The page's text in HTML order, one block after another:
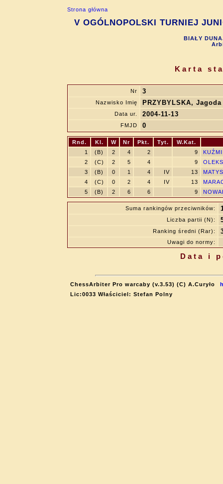
Strona główna
V OGÓLNOPOLSKI TURNIEJ
BIAŁY
Karta
Nr 3
Nazwisko Imię PRZYBYLSKA, Jagoda
Data ur. 2004-11-13
FMJD 0
Rnd. Kl. W Nr Pkt. Tyt.
W.Kat.
1
(B) 2 4 2 9
2
(C) 2 5 4 9
3
(B) 0 1 4 IV 13
4
(C) 0 2 4 IV 13
5
(B) 2 6 6 9
Suma rankingów przeciwników:
Liczba partii (N):
Ranking średni (Rar):
Uwagi do normy:
Data i
ChessArbiter Pro warcaby (v.3.53) (C) A.Curyło
Lic:0033 Właściciel: Stefan Polny